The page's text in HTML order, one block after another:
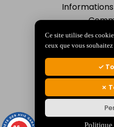
Bons de
Mes
© 2026 La
Mentions légales-
Ce site utilise des
ceux que vous